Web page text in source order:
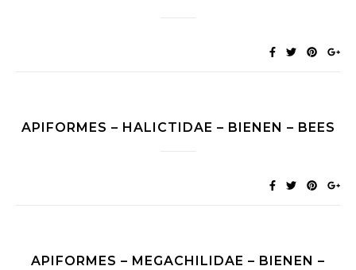
APIFORMES – HALICTIDAE – BIENEN – BEES
APIFORMES – MEGACHILIDAE – BIENEN –